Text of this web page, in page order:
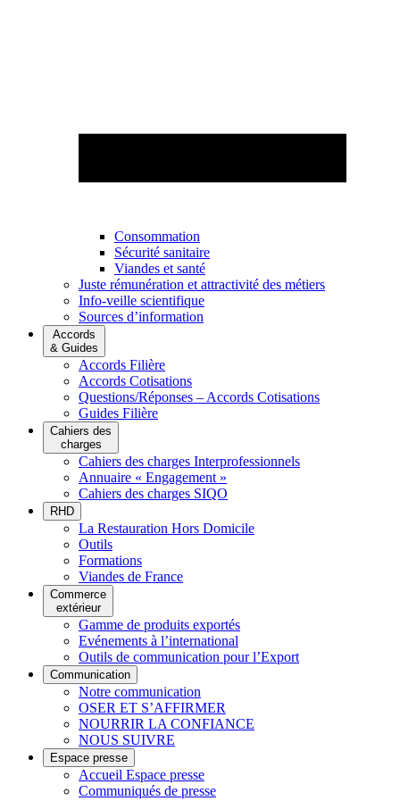
Consommation
Sécurité sanitaire
Viandes et santé
Juste rémunération et attractivité des métiers
Info-veille scientifique
Sources d’information
Accords
& Guides
Accords Filière
Accords Cotisations
Questions/Réponses – Accords Cotisations
Guides Filière
Cahiers des
charges
Cahiers des charges Interprofessionnels
Annuaire « Engagement »
Cahiers des charges SIQO
RHD
La Restauration Hors Domicile
Outils
Formations
Viandes de France
Commerce
extérieur
Gamme de produits exportés
Evénements à l’international
Outils de communication pour l’Export
Communication
Notre communication
OSER ET S’AFFIRMER
NOURRIR LA CONFIANCE
NOUS SUIVRE
Espace presse
Accueil Espace presse
Communiqués de presse